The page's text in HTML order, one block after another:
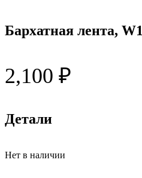
Бархатная лента,
2,100 ₽
Детали
Нет в наличии